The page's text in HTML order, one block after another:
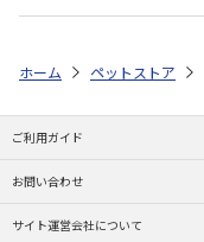
ホーム ペットストア
ご利用ガイド
お問い合わせ
サイト運営会社について